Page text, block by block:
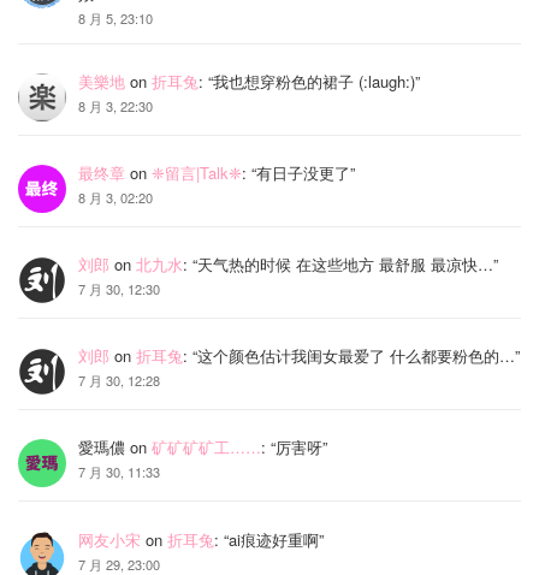
8 月 5, 23:10
美樂地 on 折耳兔: “我也想穿粉色的裙子 (:laugh:)”
8 月 3, 22:30
最终章 on ❈留言|Talk❈: “有日子没更了”
8 月 3, 02:20
刘郎 on 北九水: “天气热的时候 在这些地方 最舒服 最凉快…”
7 月 30, 12:30
刘郎 on 折耳兔: “这个颜色估计我闺女最爱了 什么都要粉色的…”
7 月 30, 12:28
愛瑪儂 on 矿矿矿矿工……: “厉害呀”
7 月 30, 11:33
网友小宋 on 折耳兔: “ai痕迹好重啊”
7 月 29, 23:00